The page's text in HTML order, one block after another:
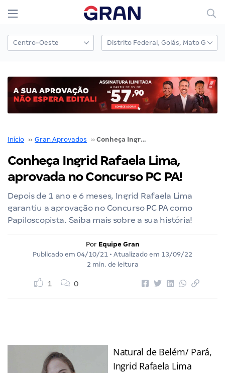
Início ›› Gran Aprovados ›› Conheça Ingrid Rafaela Lima, aprovada no Concurso PC PA!
Conheça Ingrid Rafaela Lima,
aprovada no Concurso PC PA!
Depois de 1 ano e 6 meses, Ingrid Rafaela Lima
garantiu a aprovação no Concurso PC PA como
Papiloscopista. Saiba mais sobre a sua história!
Por Equipe Gran
Publicado em 04/10/21 • Atualizado em 13/09/22
2 min. de leitura
1 0
Natural de Belém/ Pará,
Ingrid Rafaela Lima